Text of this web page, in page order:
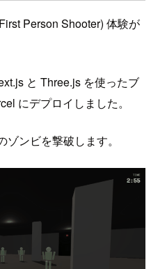
Person Shooter) 体験が
と Three.js を使ったブ
にデプロイしました。
ンビを撃破します。